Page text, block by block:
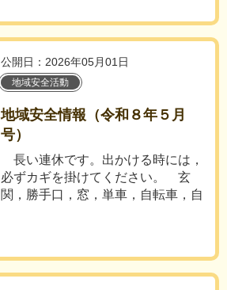
公開日：2026年05月01日
地域安全活動
地域安全情報（令和８年５月
号）
長い連休です。出かける時には，
必ずカギを掛けてください。 玄
関，勝手口，窓，単車，自転車，自